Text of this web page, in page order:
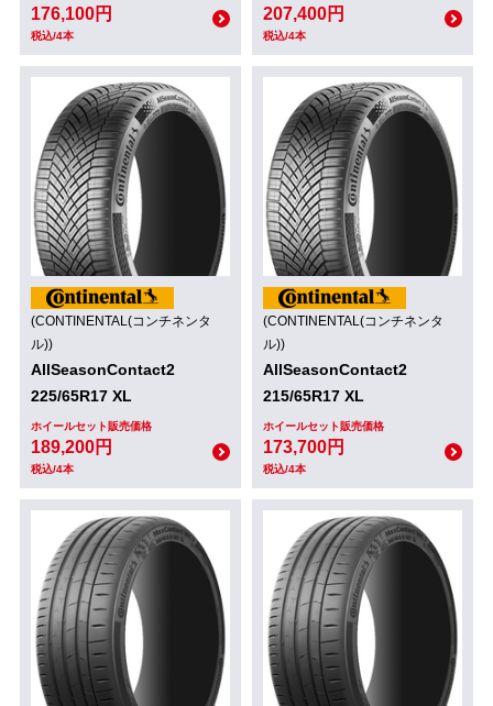
176,100円
税込/4本
207,400円
税込/4本
(CONTINENTAL(コンチネンタ
ル))
AllSeasonContact2
225/65R17 XL
ホイールセット販売価格
189,200円
税込/4本
(CONTINENTAL(コンチネンタ
ル))
AllSeasonContact2
215/65R17 XL
ホイールセット販売価格
173,700円
税込/4本